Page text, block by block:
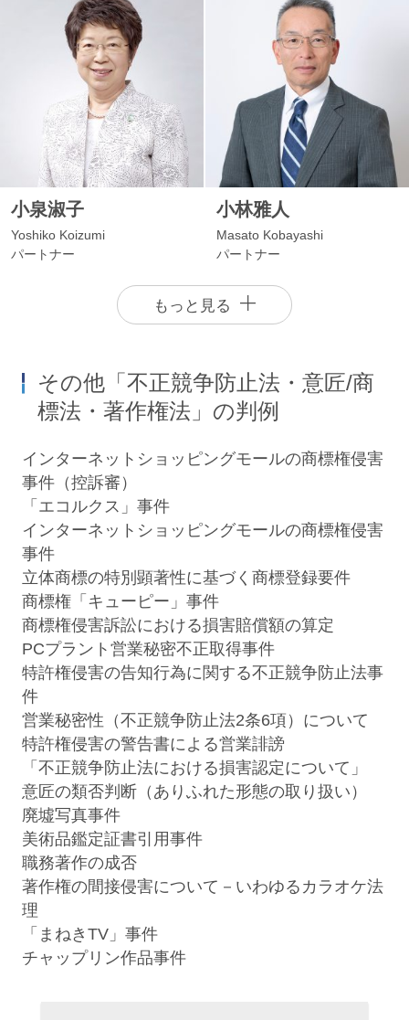
小泉淑子
Yoshiko Koizumi
パートナー
小林雅人
Masato Kobayashi
パートナー
東澤紀子
Noriko Higashizawa
パートナー
Yukihiro Fujimoto
片山典之
Noriyuki Katayama
パートナー 二重橋オフィス
もっと見る
その他「不正競争防止法・意匠/商
標法・著作権法」の判例
インターネットショッピングモールの商標権侵害
事件（控訴審）
「エコルクス」事件
インターネットショッピングモールの商標権侵害
事件
立体商標の特別顕著性に基づく商標登録要件
商標権「キューピー」事件
商標権侵害訴訟における損害賠償額の算定
PCプラント営業秘密不正取得事件
特許権侵害の告知行為に関する不正競争防止法事
件
営業秘密性（不正競争防止法2条6項）について
特許権侵害の警告書による営業誹謗
「不正競争防止法における損害認定について」
意匠の類否判断（ありふれた形態の取り扱い）
廃墟写真事件
美術品鑑定証書引用事件
職務著作の成否
著作権の間接侵害について－いわゆるカラオケ法
理
「まねきTV」事件
チャップリン作品事件